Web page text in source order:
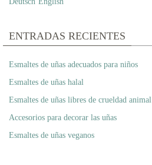
ENTRADAS RECIENTES
Esmaltes de uñas adecuados para niños
Esmaltes de uñas halal
Esmaltes de uñas libres de crueldad animal
Accesorios para decorar las uñas
Esmaltes de uñas veganos